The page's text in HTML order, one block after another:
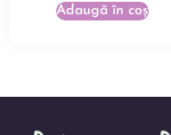
Adaugă în coș